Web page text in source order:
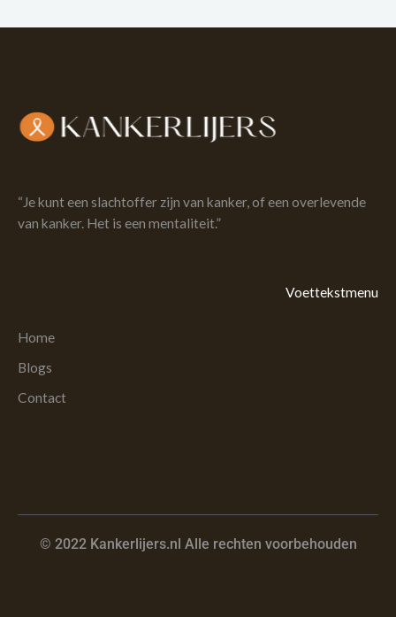
“Je kunt een slachtoffer zijn van kanker, of een overlevende
van kanker. Het is een mentaliteit.”
Voettekstmenu
Home
Blogs
Contact
© 2022 Kankerlijers.nl Alle rechten voorbehouden